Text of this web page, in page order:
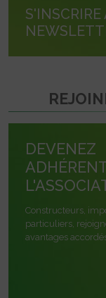
DEVENEZ
Constructeurs,
particuliers,
avantages